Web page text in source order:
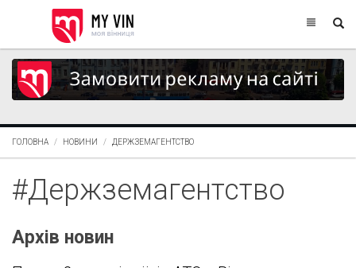
ГОЛОВНА НОВИНИ ДЕРЖЗЕМАГЕНТСТВО
#Держземагентство
Архів новин